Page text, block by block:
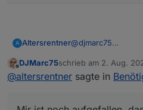
A Altersrentner@djmarc75
Doch nicht alles
Habe jetzt in
Offline
DJMarc75schrieb am 2. Aug.
zuletzt editiert von
@altersrentner sagte in